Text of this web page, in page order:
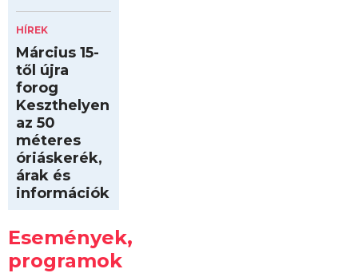
HÍREK
Március 15-
től újra
forog
Keszthelyen
az 50
méteres
óriáskerék,
árak és
információk
Események,
programok
Kilóméterek
2026